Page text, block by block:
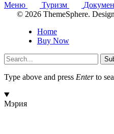
Меню
Туризм
© 2026 ThemeSphere.
Home
Buy Now
Type above and press Enterto
Мэрия